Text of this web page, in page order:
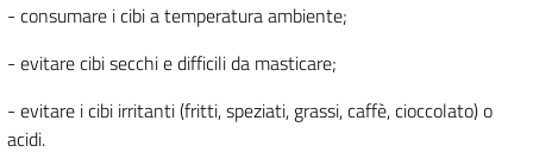
- consumare i cibi a temperatura ambiente;
- evitare cibi secchi e difficili da masticare;
- evitare i cibi irritanti (fritti, speziati, grassi, caffè, cioccolato) o
acidi.